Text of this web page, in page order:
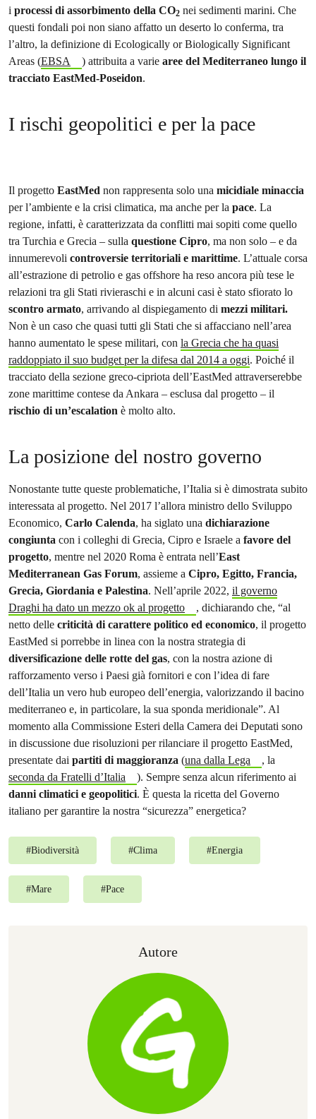
i processi di assorbimento della CO2 nei sedimenti marini. Che
questi fondali poi non siano affatto un deserto lo conferma, tra
l’altro, la definizione di Ecologically or Biologically Significant
Areas (EBSA ) attribuita a varie aree del Mediterraneo lungo il
tracciato EastMed-Poseidon.
I rischi geopolitici e per la pace
Il progetto EastMed non rappresenta solo una micidiale minaccia
per l’ambiente e la crisi climatica, ma anche per la pace. La
regione, infatti, è caratterizzata da conflitti mai sopiti come quello
tra Turchia e Grecia – sulla questione Cipro, ma non solo – e da
innumerevoli controversie territoriali e marittime. L’attuale corsa
all’estrazione di petrolio e gas offshore ha reso ancora più tese le
relazioni tra gli Stati rivieraschi e in alcuni casi è stato sfiorato lo
scontro armato, arrivando al dispiegamento di mezzi militari.
Non è un caso che quasi tutti gli Stati che si affacciano nell’area
hanno aumentato le spese militari, con la Grecia che ha quasi
raddoppiato il suo budget per la difesa dal 2014 a oggi. Poiché il
tracciato della sezione greco-cipriota dell’EastMed attraverserebbe
zone marittime contese da Ankara – esclusa dal progetto – il
rischio di un’escalation è molto alto.
La posizione del nostro governo
Nonostante tutte queste problematiche, l’Italia si è dimostrata subito
interessata al progetto. Nel 2017 l’allora ministro dello Sviluppo
Economico, Carlo Calenda, ha siglato una dichiarazione
congiunta con i colleghi di Grecia, Cipro e Israele a favore del
progetto, mentre nel 2020 Roma è entrata nell’East
Mediterranean Gas Forum, assieme a Cipro, Egitto, Francia,
Grecia, Giordania e Palestina. Nell’aprile 2022, il governo
Draghi ha dato un mezzo ok al progetto
, dichiarando che, “al
netto delle criticità di carattere politico ed economico, il progetto
EastMed si porrebbe in linea con la nostra strategia di
diversificazione delle rotte del gas, con la nostra azione di
rafforzamento verso i Paesi già fornitori e con l’idea di fare
dell’Italia un vero hub europeo dell’energia, valorizzando il bacino
mediterraneo e, in particolare, la sua sponda meridionale”. Al
momento alla Commissione Esteri della Camera dei Deputati sono
in discussione due risoluzioni per rilanciare il progetto EastMed,
presentate dai partiti di maggioranza (una dalla Lega
, la
seconda da Fratelli d’Italia
). Sempre senza alcun riferimento ai
danni climatici e geopolitici. È questa la ricetta del Governo
italiano per garantire la nostra “sicurezza” energetica?
#Biodiversità #Clima #Energia
#Mare #Pace
Autore